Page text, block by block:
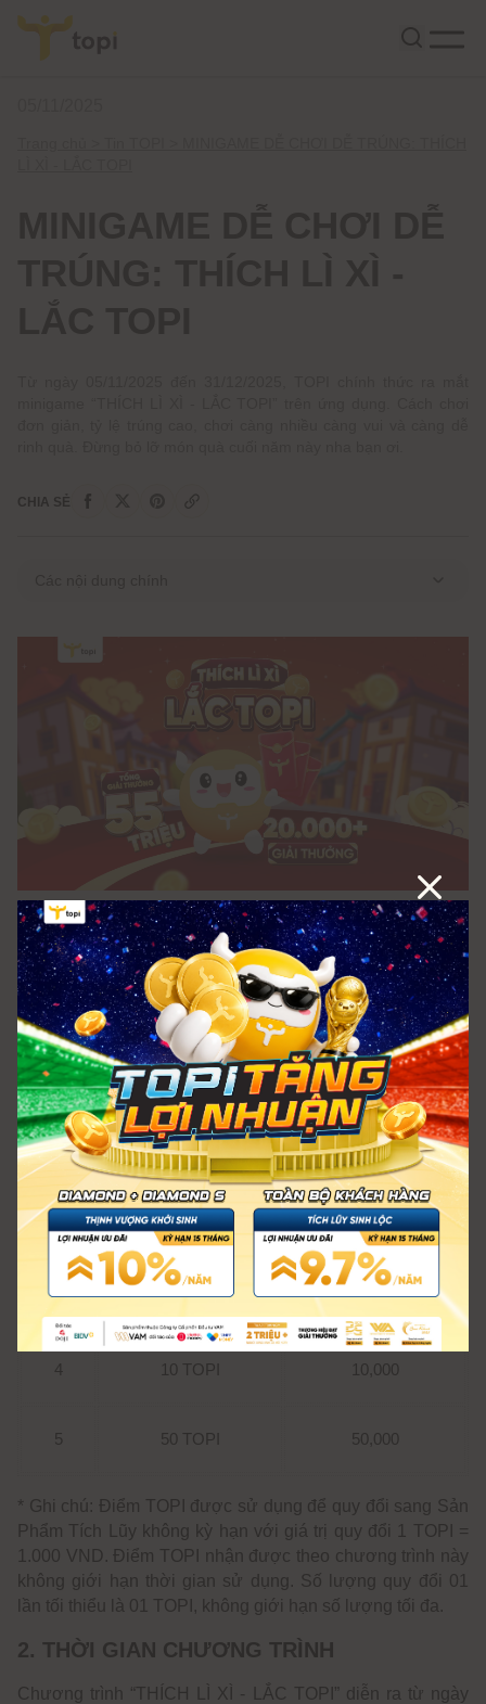
CHIA SẺ
2. THỜI GIAN CHƯƠNG TRÌNH
3. ĐỐI TƯỢNG THAM GIA
5. CHI TIẾT CHƯƠNG TRÌNH
6. QUY ĐỊNH VỀ QUÀ TẶNG
7. ĐIỀU KIỆN - ĐIỀU KHOẢN
1. CƠ CẤU GIẢI THƯỞNG
Trải nghiệm “THÍCH LÌ XÌ - LẮC TOPI” ngay để có cơ hội
rinh những phần quà hấp dẫn:
STT
CƠ CẤU GIẢI
THƯỞNG
GIÁ TRỊ QUY ĐỔI
TƯƠNG ĐƯƠNG
VNĐ
1 1 TOPI 1,000
2 2 TOPI 2,000
3 5 TOPI 5,000
4 10 TOPI 10,000
5 50 TOPI 50,000
* Ghi chú: Điểm TOPI được sử dụng để quy đổi sang Sản
Phẩm Tích Lũy không kỳ hạn với giá trị quy đổi 1 TOPI =
1.000 VND. Điểm TOPI nhận được theo chương trình này
không giới hạn thời gian sử dụng. Số lượng quy đổi 01
lần tối thiểu là 01 TOPI, không giới hạn số lượng tối đa.
2. THỜI GIAN CHƯƠNG TRÌNH
Chương trình “THÍCH LÌ XÌ - LẮC TOPI” diễn ra từ ngày